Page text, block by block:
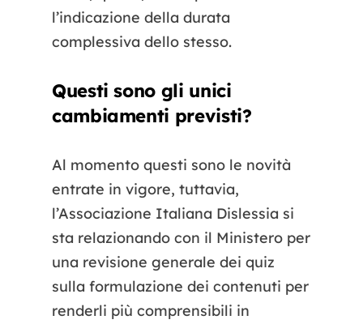
l’indicazione della durata
complessiva dello stesso.
Questi sono gli unici
cambiamenti previsti?
Al momento questi sono le novità
entrate in vigore, tuttavia,
l’Associazione Italiana Dislessia si
sta relazionando con il Ministero per
una revisione generale dei quiz
sulla formulazione dei contenuti per
renderli più comprensibili in